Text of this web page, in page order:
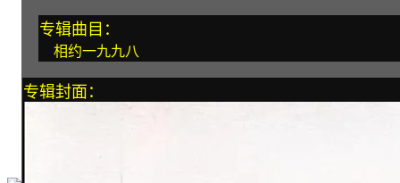
专辑曲目：
相约一九九八
专辑封面：